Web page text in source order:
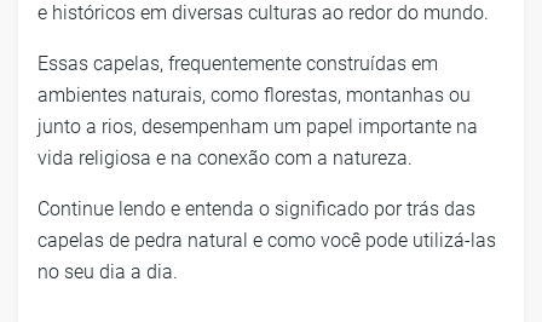
e históricos em diversas culturas ao redor do mundo.
Essas capelas, frequentemente construídas em
ambientes naturais, como florestas, montanhas ou
junto a rios, desempenham um papel importante na
vida religiosa e na conexão com a natureza.
Continue lendo e entenda o significado por trás das
capelas de pedra natural e como você pode utilizá-las
no seu dia a dia.